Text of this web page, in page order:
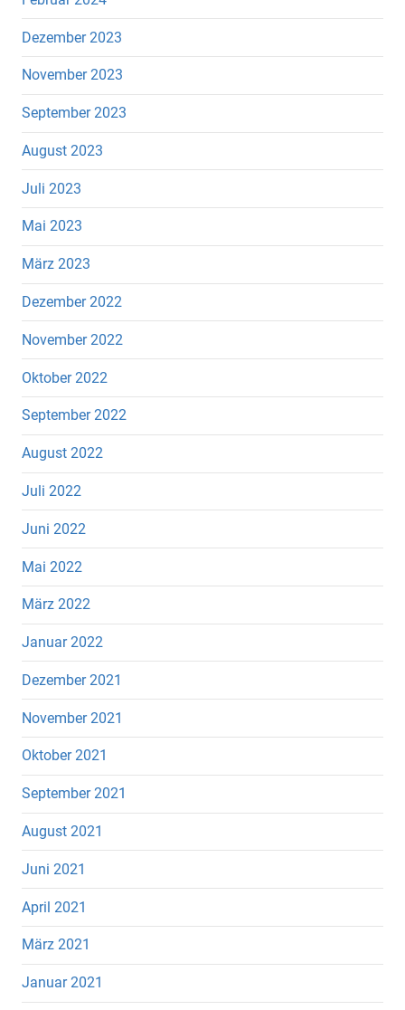
Dezember 2023
November 2023
September 2023
August 2023
Juli 2023
Mai 2023
März 2023
Dezember 2022
November 2022
Oktober 2022
September 2022
August 2022
Juli 2022
Juni 2022
Mai 2022
März 2022
Januar 2022
Dezember 2021
November 2021
Oktober 2021
September 2021
August 2021
Juni 2021
April 2021
März 2021
Januar 2021